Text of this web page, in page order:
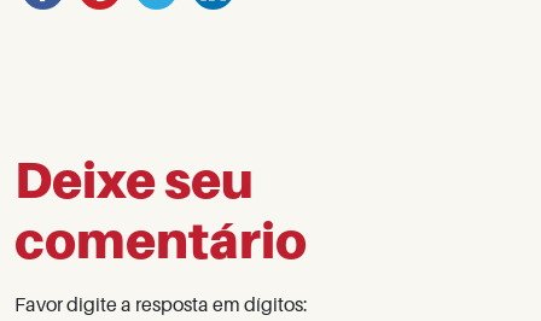
Deixe seu
comentário
Favor digite a resposta em dígitos: